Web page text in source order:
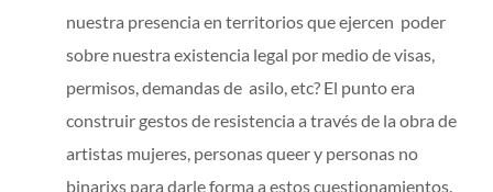
nuestra presencia en territorios que ejercen poder
sobre nuestra existencia legal por medio de visas,
permisos, demandas de asilo, etc? El punto era
construir gestos de resistencia a través de la obra de
artistas mujeres, personas queer y personas no
binarixs para darle forma a estos cuestionamientos.